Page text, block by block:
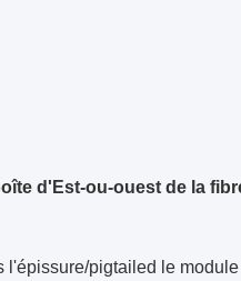
d'Est-ou-ouest de la
l'épissure/pigtailed le